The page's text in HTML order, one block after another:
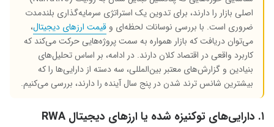
اصلی بازار را دارند، برای تدوین یک استراتژی سرمایه‌گذاری بلندمدت
ضروری است. با بررسی نوسانات لحظه‌ای و قیمت ارزهای دیجیتال،
می‌توان دریافت که بازار همواره به سمت پروژه‌هایی حرکت می‌کند که
کاربرد واقعی در اقتصاد کلان دارند. در ادامه، بر اساس تحلیل‌های
بنیادین و گزارش‌های معتبر بین‌المللی، سه دسته‌ از دارایی‌ها را که
بیشترین شانس ترند شدن در پنج سال آینده را دارند، بررسی می‌کنیم.
۱. دارایی‌های توکنیزه شده یا ارزهای دیجیتال RWA